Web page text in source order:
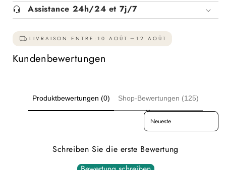
Assistance 24h/24 et 7j/7
LIVRAISON ENTRE: 10 AOÛT 12 AOÛT
Kundenbewertungen
Produktbewertungen (0) Shop-Bewertungen (125)
Sort reviews by
Schreiben Sie die erste Bewertung